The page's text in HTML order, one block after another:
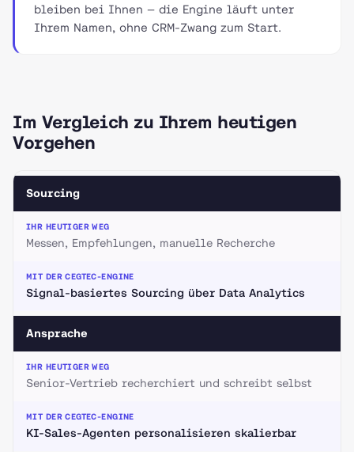
bleiben bei Ihnen — die Engine läuft unter
Ihrem Namen, ohne CRM-Zwang zum Start.
Im Vergleich zu Ihrem heutigen
Vorgehen
Sourcing
Messen, Empfehlungen, manuelle Recherche
Signal-basiertes Sourcing über Data Analytics
Ansprache
Senior-Vertrieb recherchiert und schreibt selbst
KI-Sales-Agenten personalisieren skalierbar